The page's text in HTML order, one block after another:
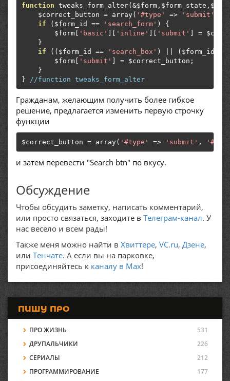
function tweaks_form_alter(&$form, $form_state ,
    $correct_button
= array( '#type' => 'submit'
if
( $form_id == 'search_form' )
{
        $form
[ 'basic' ][ 'inline' ][ 'submit' ] =
}
if
(( $form_id == 'search_box' ) ( $form_id
        $form
[ 'submit' ] = $correct_button ;
}
}
//function tweaks_form_alter
Гражданам, желающим получить более гибкое
решение, предлагается изменить первую строчку
функции
$correct_button = array( '#type' => 'submit' ,
и затем перевести "Search btn" по вкусу.
Обсуждение
Чтобы обсудить заметку, написать комментарий,
или просто связаться, заходите в Телеграм-канал. У
нас весело и всем рады!
Также меня можно найти в Хвиттере, VC.ru, Дзене,
или Тенчате. А если вы на парковке,
присоединяйтесь к каналу в Max!
ПИШУ ПРО
ПРО ЖИЗНЬ
531
ДРУПАЛЬЧИКИ
226
СЕРИАЛЫ
212
ПРОГРАММИРОВАНИЕ
177